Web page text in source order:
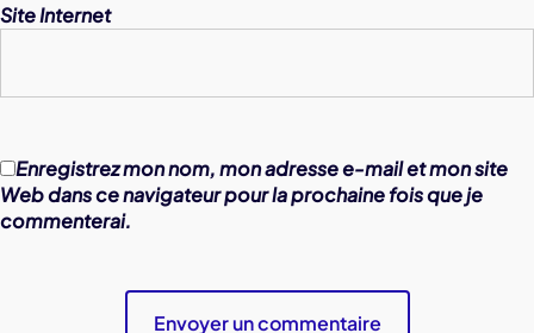
Site Internet
Enregistrez mon nom, mon adresse e-mail et mon site
Web dans ce navigateur pour la prochaine fois que je
commenterai.